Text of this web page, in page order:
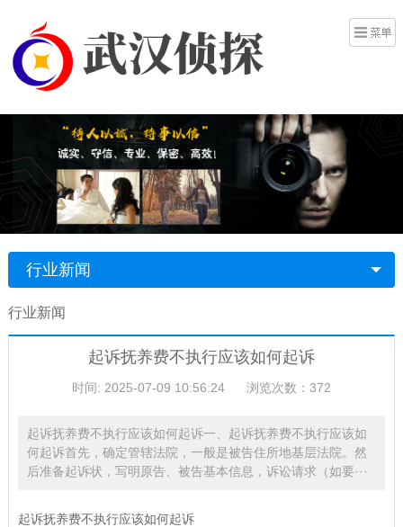
行业新闻
行业新闻
起诉抚养费不执行应该如何起诉
时间: 2025-07-09 10:56:24 浏览次数：372
起诉抚养费不执行应该如何起诉一、起诉抚养费不执行应该如
何起诉首先，确定管辖法院，一般是被告住所地基层法院。然
后准备起诉状，写明原告、被告基本信息，诉讼请求（如要···
起诉抚养费不执行应该如何起诉